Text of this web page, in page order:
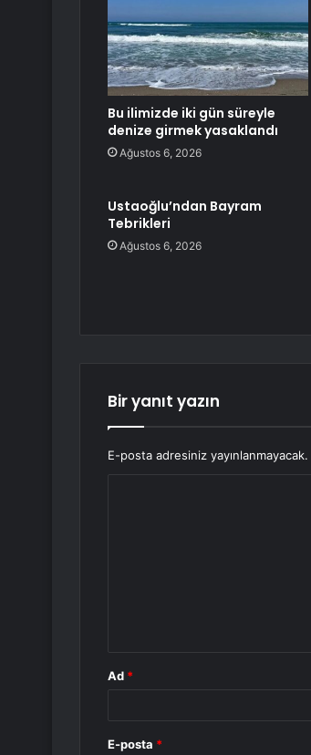
Bu ilimizde iki gün süreyle
denize girmek yasaklandı
Ağustos 6, 2026
Ustaoğlu’ndan Bayram
Tebrikleri
Ağustos 6, 2026
Bir yanıt yazın
E-posta adresiniz yayınlanmayacak.
Ad *
E-posta *